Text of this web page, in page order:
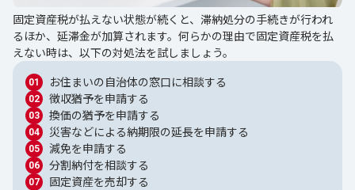
固定資産税が払えない状態が続くと、滞納処分の手続きが行われ
るほか、延滞金が加算されます。何らかの理由で固定資産税を払
えない時は、以下の対処法を試しましょう。
お住まいの自治体の窓口に相談する
徴収猶予を申請する
換価の猶予を申請する
災害などによる納期限の延長を申請する
減免を申請する
分割納付を相談する
固定資産を売却する